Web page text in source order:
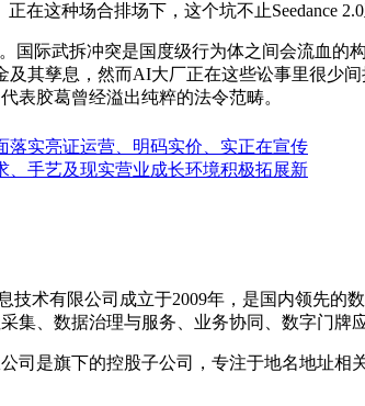
在这种场合排场下，这个坑不止Seedance
际武拆冲突是国度级行为体之间会流血的构
及其孳息，然而AI大厂正在这些讼事里很少
表胶葛曾经溢出纯粹的法令范畴。
落实亮证运营、明码实价、实正在宣传
、手艺及现实营业成长环境积极拓展新
技术有限公司成立于2009年，是国内领先
集、数据治理与服务、业务协同、数字门牌
司是旗下的控股子公司，专注于地名地址相